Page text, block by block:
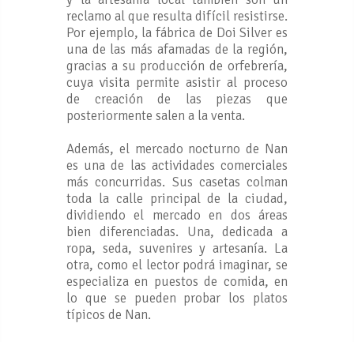
reclamo al que resulta difícil resistirse.
Por ejemplo, la fábrica de Doi Silver es
una de las más afamadas de la región,
gracias a su producción de orfebrería,
cuya visita permite asistir al proceso
de creación de las piezas que
posteriormente salen a la venta.
Además, el mercado nocturno de Nan
es una de las actividades comerciales
más concurridas. Sus casetas colman
toda la calle principal de la ciudad,
dividiendo el mercado en dos áreas
bien diferenciadas. Una, dedicada a
ropa, seda, suvenires y artesanía. La
otra, como el lector podrá imaginar, se
especializa en puestos de comida, en
lo que se pueden probar los platos
típicos de Nan.